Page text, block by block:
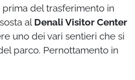
del trasferimento in
al Denali Visitor Center
uno dei vari sentieri che si
parco. Pernottamento in